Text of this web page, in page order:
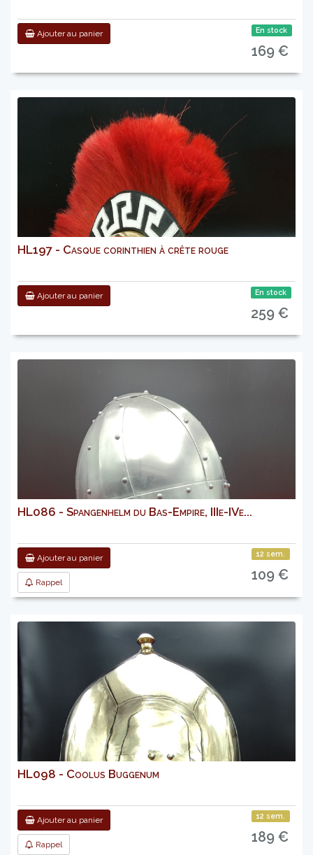
Ajouter au panier En stock
169 €
HL197 - Casque corinthien à crête rouge
Ajouter au panier En stock
259 €
HL086 - Spangenhelm du Bas-Empire, IIIe-IVe...
Ajouter au panier
Rappel
12 sem.
109 €
HL098 - Coolus Buggenum
Ajouter au panier
Rappel
12 sem.
189 €